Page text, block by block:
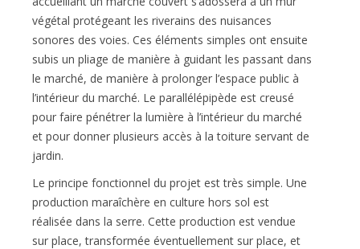
végétal protégeant les riverains des nuisances
sonores des voies. Ces éléments simples ont ensuite
subis un pliage de manière à guidant les passant dans
le marché, de manière à prolonger l’espace public à
l’intérieur du marché. Le parallélépipède est creusé
pour faire pénétrer la lumière à l’intérieur du marché
et pour donner plusieurs accès à la toiture servant de
jardin.
Le principe fonctionnel du projet est très simple. Une
production maraîchère en culture hors sol est
réalisée dans la serre. Cette production est vendue
sur place, transformée éventuellement sur place, et